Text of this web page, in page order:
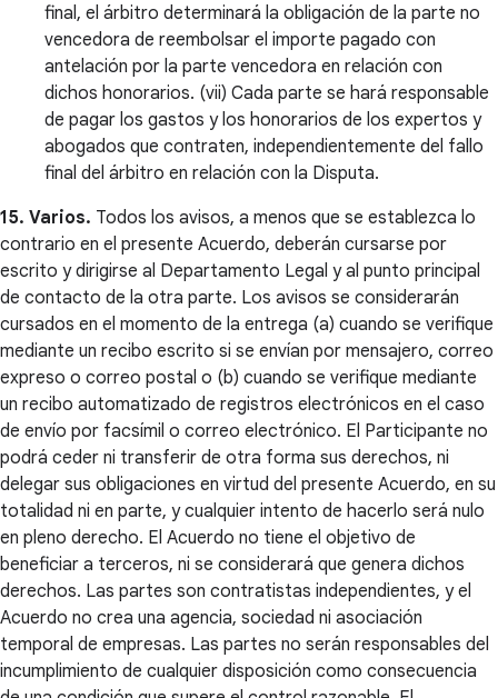
final, el árbitro determinará la obligación de la parte no
vencedora de reembolsar el importe pagado con
antelación por la parte vencedora en relación con
dichos honorarios. (vii) Cada parte se hará responsable
de pagar los gastos y los honorarios de los expertos y
abogados que contraten, independientemente del fallo
final del árbitro en relación con la Disputa.
15. Varios. Todos los avisos, a menos que se establezca lo
contrario en el presente Acuerdo, deberán cursarse por
escrito y dirigirse al Departamento Legal y al punto principal
de contacto de la otra parte. Los avisos se considerarán
cursados en el momento de la entrega (a) cuando se verifique
mediante un recibo escrito si se envían por mensajero, correo
expreso o correo postal o (b) cuando se verifique mediante
un recibo automatizado de registros electrónicos en el caso
de envío por facsímil o correo electrónico. El Participante no
podrá ceder ni transferir de otra forma sus derechos, ni
delegar sus obligaciones en virtud del presente Acuerdo, en su
totalidad ni en parte, y cualquier intento de hacerlo será nulo
en pleno derecho. El Acuerdo no tiene el objetivo de
beneficiar a terceros, ni se considerará que genera dichos
derechos. Las partes son contratistas independientes, y el
Acuerdo no crea una agencia, sociedad ni asociación
temporal de empresas. Las partes no serán responsables del
incumplimiento de cualquier disposición como consecuencia